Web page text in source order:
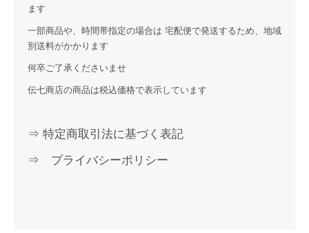
ます
一部商品や、時間帯指定の場合は 宅配便で発送するため、地域
別送料がかかります
何卒ご了承くださいませ
伝七商店の商品は税込価格で表示しています
⇒ 特定商取引法に基づく表記
⇒ プライバシーポリシー